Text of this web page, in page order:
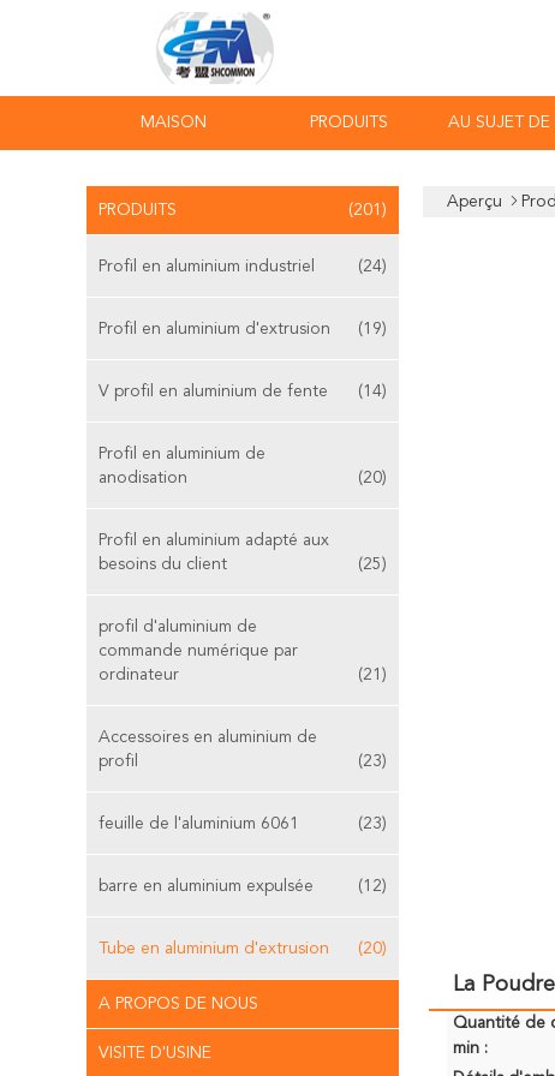
MAISON PRODUITS AU SUJET DE
PRODUITS (201)
Profil en aluminium industriel (24)
Profil en aluminium d'extrusion (19)
V profil en aluminium de fente (14)
Profil en aluminium de
anodisation
(20)
Profil en aluminium adapté aux
besoins du client
(25)
profil d'aluminium de
commande numérique par
ordinateur
(21)
Accessoires en aluminium de
profil
(23)
feuille de l'aluminium 6061 (23)
barre en aluminium expulsée (12)
Tube en aluminium d'extrusion (20)
A PROPOS DE NOUS
VISITE D'USINE
Aperçu
La
Quantité de
min :